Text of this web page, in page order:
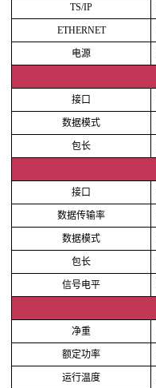
TS/IP
ETHERNET
电源
接口
数据模式
包长
接口
数据传输率
数据模式
包长
信号电平
净重
额定功率
运行温度